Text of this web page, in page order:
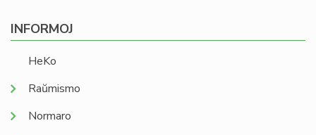
INFORMOJ
HeKo
Raŭmismo
Normaro